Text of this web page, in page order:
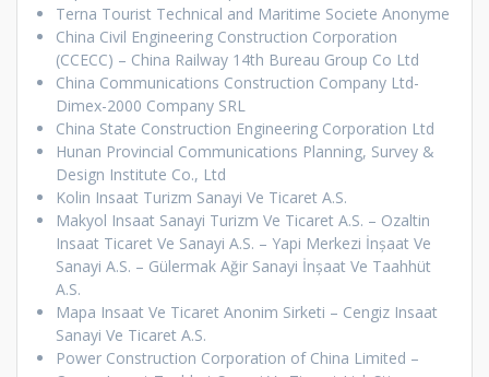
Terna Tourist Technical and Maritime Societe Anonyme
China Civil Engineering Construction Corporation
(CCECC) – China Railway 14th Bureau Group Co Ltd
China Communications Construction Company Ltd-
Dimex-2000 Company SRL
China State Construction Engineering Corporation Ltd
Hunan Provincial Communications Planning, Survey &
Design Institute Co., Ltd
Kolin Insaat Turizm Sanayi Ve Ticaret A.S.
Makyol Insaat Sanayi Turizm Ve Ticaret A.S. – Ozaltin
Insaat Ticaret Ve Sanayi A.S. – Yapi Merkezi İnşaat Ve
Sanayi A.S. – Gülermak Ağir Sanayi İnşaat Ve Taahhüt
A.S.
Mapa Insaat Ve Ticaret Anonim Sirketi – Cengiz Insaat
Sanayi Ve Ticaret A.S.
Power Construction Corporation of China Limited –